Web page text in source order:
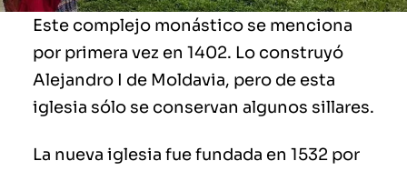
Este complejo monástico se menciona
por primera vez en 1402. Lo construyó
Alejandro I de Moldavia, pero de esta
iglesia sólo se conservan algunos sillares.
La nueva iglesia fue fundada en 1532 por